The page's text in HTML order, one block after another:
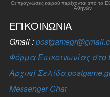
Οι προγνώσεις καιρού παρέχονται από το
Αθηνών
ΕΠΙΚΟΙΝΩΝΊΑ
Gmail :
Φόρμα Επικοινωνίας στο
Αρχική Σελίδα
Messenger Chat